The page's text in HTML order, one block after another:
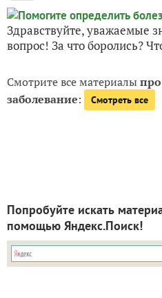
Здравствуйте, уважаемые
вопрос! За что боролись?
Смотрите все материалы
заболевание: Смотреть все
Попробуйте искать
помощью Яндекс.Поиск!